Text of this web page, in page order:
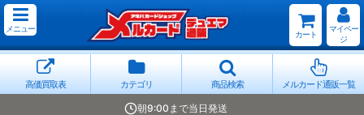
メニュー
カート
マイペー
ジ
高価買取表 カテゴリ 商品検索 メルカード通販一覧
朝9:00まで当日発送